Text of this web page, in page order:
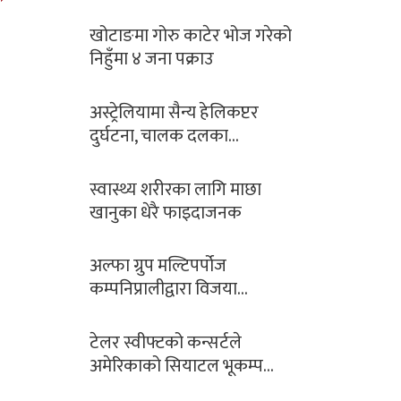
पत्रकार प्रकाश बराईली
“अभिब्यक्ति” को मायाँ बिनाको…
आज सोमबार यसरी गर्नुहोस्
भगवान शिवको पूजा…
भगवान शिवको पुजा गर्दा नगर्नुहोस
यी १५ गल्ती !
सिसेक्पा कप २०८० फुटसल
प्रतियोगिता’ साउन २७ र २८…
भारतद्वारा नयाँ रकेट प्रक्षेपण